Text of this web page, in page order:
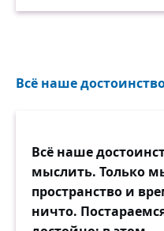
Всё наше
Всё наше
мыслить. Только
пространство и
ничто.